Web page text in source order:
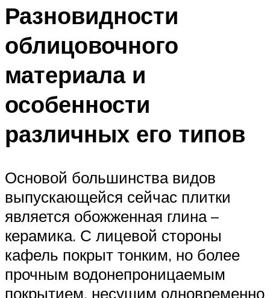
Разновидности
облицовочного
материала и
особенности
различных его типов
Основой большинства видов
выпускающейся сейчас плитки
является обожженная глина –
керамика. С лицевой стороны
кафель покрыт тонким, но более
прочным водонепроницаемым
покрытием, несущим одновременно